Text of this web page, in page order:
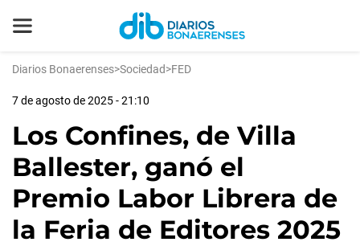
Diarios Bonaerenses>Sociedad>FED
7 de agosto de 2025 - 21:10
Los Confines, de Villa
Ballester, ganó el
Premio Labor Librera de
la Feria de Editores 2025